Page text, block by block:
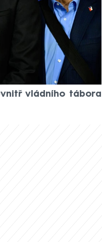
jejich vlastní
a
hnutí uštědřil
když
zbraní pro
vládního tábora